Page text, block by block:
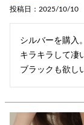
投稿日 2025/10/10
シルバーを購入。
キラキラして凄
ブラックも欲し